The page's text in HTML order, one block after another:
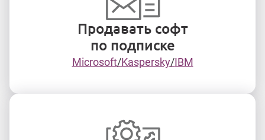
Интеграция с вашими бизнес-системами*
Обменивайтесь отчётами и устанавливайте
Продавать софт
по подписке
Microsoft Kaspersky IBM